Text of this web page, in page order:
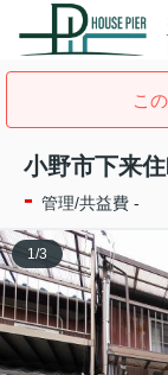
こ
小野市下来
- 管理/共益費 -
1/3